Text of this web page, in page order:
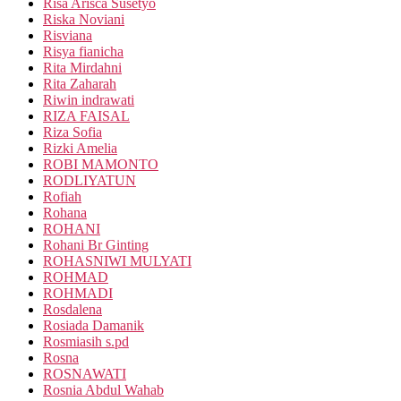
Risa Arisca Susetyo
Riska Noviani
Risviana
Risya fianicha
Rita Mirdahni
Rita Zaharah
Riwin indrawati
RIZA FAISAL
Riza Sofia
Rizki Amelia
ROBI MAMONTO
RODLIYATUN
Rofiah
Rohana
ROHANI
Rohani Br Ginting
ROHASNIWI MULYATI
ROHMAD
ROHMADI
Rosdalena
Rosiada Damanik
Rosmiasih s.pd
Rosna
ROSNAWATI
Rosnia Abdul Wahab